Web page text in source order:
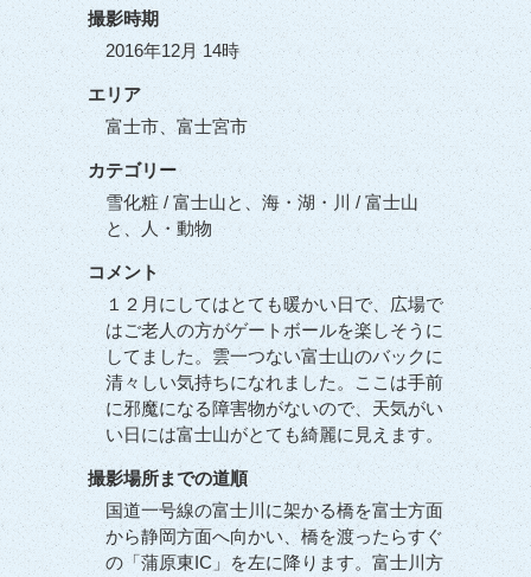
撮影時期
2016年12月 14時
エリア
富士市、富士宮市
カテゴリー
雪化粧 / 富士山と、海・湖・川 / 富士山
と、人・動物
コメント
１２月にしてはとても暖かい日で、広場で
はご老人の方がゲートボールを楽しそうに
してました。雲一つない富士山のバックに
清々しい気持ちになれました。ここは手前
に邪魔になる障害物がないので、天気がい
い日には富士山がとても綺麗に見えます。
撮影場所までの道順
国道一号線の富士川に架かる橋を富士方面
から静岡方面へ向かい、橋を渡ったらすぐ
の「蒲原東IC」を左に降ります。富士川方